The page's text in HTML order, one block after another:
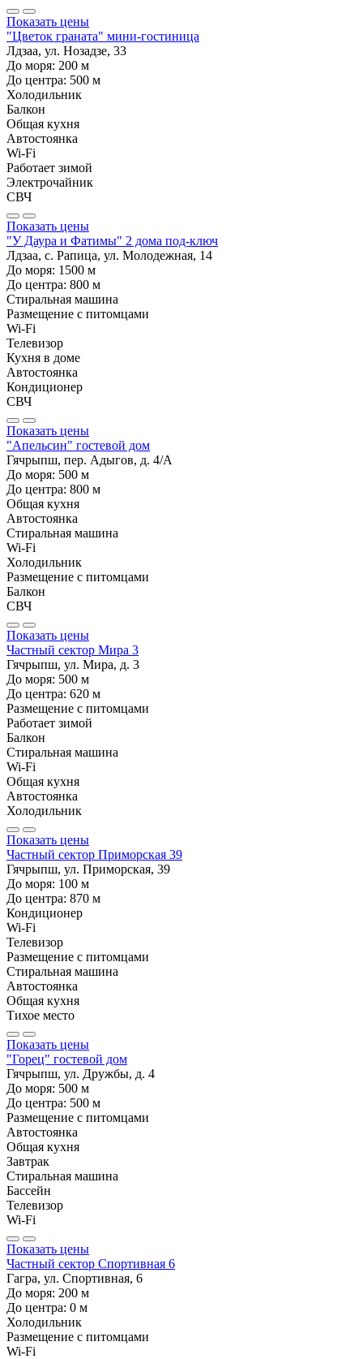
Показать цены
"Цветок граната" мини-гостиница
Лдзаа, ул. Нозадзе, 33
До моря: 200 м
До центра: 500 м
Холодильник
Балкон
Общая кухня
Автостоянка
Wi-Fi
Работает зимой
Электрочайник
СВЧ
Показать цены
"У Даура и Фатимы" 2 дома под-ключ
Лдзаа, с. Рапица, ул. Молодежная, 14
До моря: 1500 м
До центра: 800 м
Стиральная машина
Размещение с питомцами
Wi-Fi
Телевизор
Кухня в доме
Автостоянка
Кондиционер
СВЧ
Показать цены
"Апельсин" гостевой дом
Гячрыпш, пер. Адыгов, д. 4/А
До моря: 500 м
До центра: 800 м
Общая кухня
Автостоянка
Стиральная машина
Wi-Fi
Холодильник
Размещение с питомцами
Балкон
СВЧ
Показать цены
Частный сектор Мира 3
Гячрыпш, ул. Мира, д. 3
До моря: 500 м
До центра: 620 м
Размещение с питомцами
Работает зимой
Балкон
Стиральная машина
Wi-Fi
Общая кухня
Автостоянка
Холодильник
Показать цены
Частный сектор Приморская 39
Гячрыпш, ул. Приморская, 39
До моря: 100 м
До центра: 870 м
Кондиционер
Wi-Fi
Телевизор
Размещение с питомцами
Стиральная машина
Автостоянка
Общая кухня
Тихое место
Показать цены
"Горец" гостевой дом
Гячрыпш, ул. Дружбы, д. 4
До моря: 500 м
До центра: 500 м
Размещение с питомцами
Автостоянка
Общая кухня
Завтрак
Стиральная машина
Бассейн
Телевизор
Wi-Fi
Показать цены
Частный сектор Спортивная 6
Гагра, ул. Спортивная, 6
До моря: 200 м
До центра: 0 м
Холодильник
Размещение с питомцами
Wi-Fi